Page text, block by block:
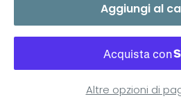
Aggiungi al
Altre opzioni di